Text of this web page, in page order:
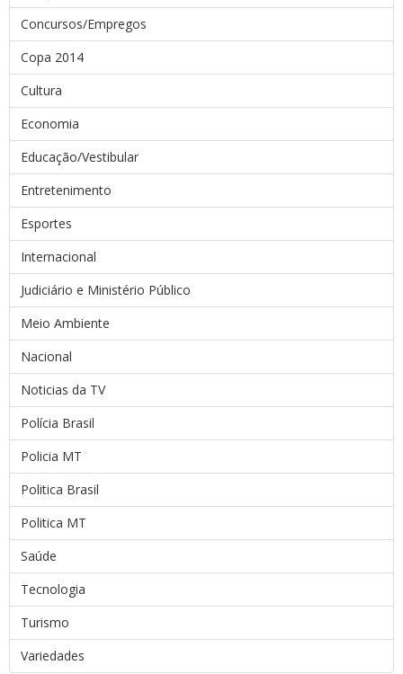
Concursos/Empregos
Copa 2014
Cultura
Economia
Educação/Vestibular
Entretenimento
Esportes
Internacional
Judiciário e Ministério Público
Meio Ambiente
Nacional
Noticias da TV
Polícia Brasil
Policia MT
Politica Brasil
Politica MT
Saúde
Tecnologia
Turismo
Variedades